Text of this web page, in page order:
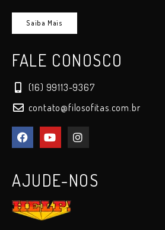
Saiba Mais
FALE CONOSCO
(16) 99113-9367
contato@filosofitas.com.br
AJUDE-NOS